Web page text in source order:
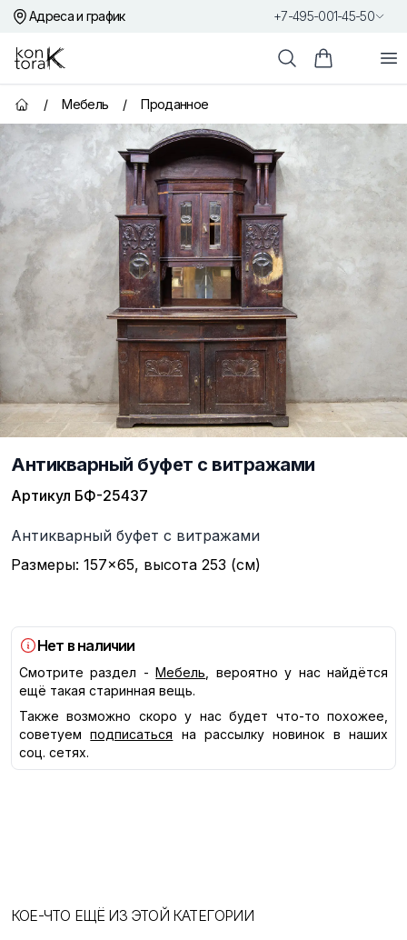
Адреса и график +7-495-001-45-50
Контора К
ПоискКорзина
Главная страница
/ Мебель / Проданное
Антикварный буфет с витражами
Артикул БФ-25437
Описание
Антикварный буфет с витражами
Размеры: 157×65, высота 253 (см)
Нет в наличии
Смотрите раздел - Мебель , вероятно у нас найдётся
ещё такая старинная вещь.
Также возможно скоро у нас будет что-то похожее,
советуем
подписаться
на рассылку новинок в наших
соц. сетях.
КОЕ-ЧТО ЕЩЁ ИЗ ЭТОЙ КАТЕГОРИИ